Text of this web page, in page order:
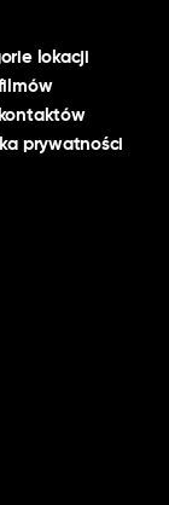
lokacji
prywatności